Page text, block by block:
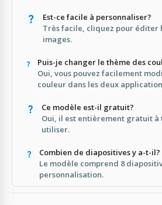
Est-ce facile à personnaliser?
Très facile, cliquez pour éditer
images.
Puis-je changer le thème des
Oui, vous pouvez facilement
couleur dans les deux
Ce modèle est-il gratuit?
Oui, il est entièrement gratuit
utiliser.
Combien de diapositives y a-t-il?
Le modèle comprend 8
personnalisation.